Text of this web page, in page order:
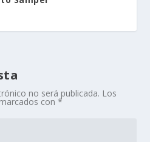
no será publicada. Los
con*